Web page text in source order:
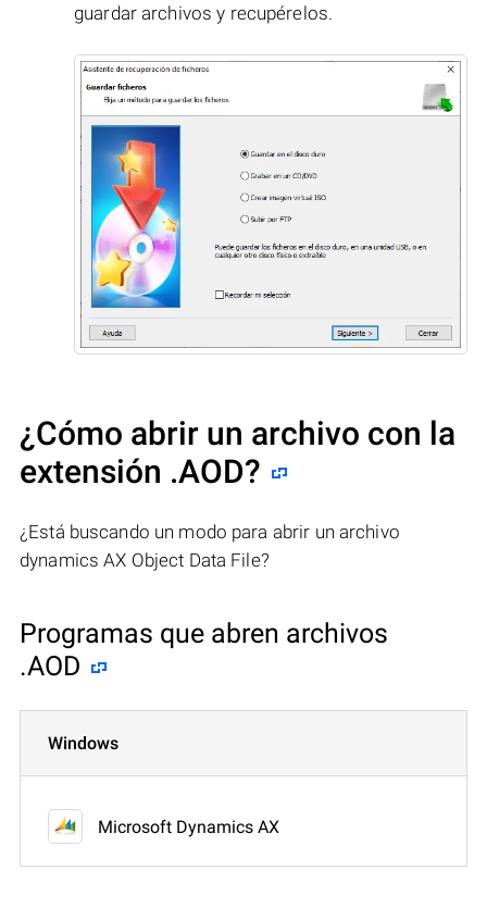
guardar archivos y recupérelos.
¿Cómo abrir un archivo con la
extensión .AOD?
¿Está buscando un modo para abrir un archivo
dynamics AX Object Data File?
Programas que abren archivos
.AOD
Windows
Microsoft Dynamics AX